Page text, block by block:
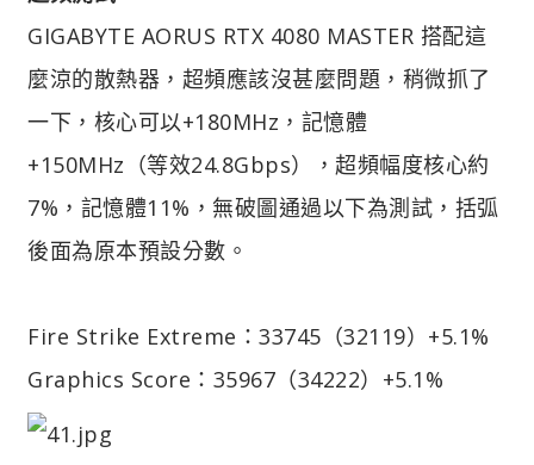
GIGABYTE AORUS RTX 4080 MASTER 搭配這
麼涼的散熱器，超頻應該沒甚麼問題，稍微抓了
一下，核心可以+180MHz，記憶體
+150MHz（等效24.8Gbps），超頻幅度核心約
7%，記憶體11%，無破圖通過以下為測試，括弧
後面為原本預設分數。
Fire Strike Extreme：33745（32119）+5.1%
Graphics Score：35967（34222）+5.1%